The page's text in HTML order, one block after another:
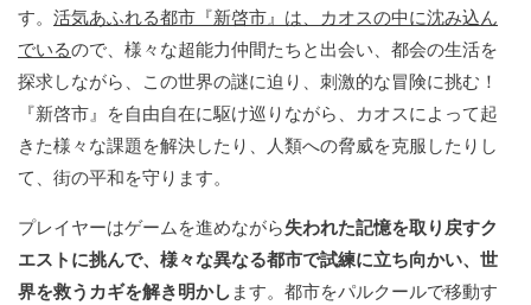
す。 活気あふれる都市『新啓市』は、カオスの中に沈み込ん
でいるので、様々な超能力仲間たちと出会い、都会の生活を
探求しながら、この世界の謎に迫り、刺激的な冒険に挑む！
『新啓市』を自由自在に駆け巡りながら、カオスによって起
きた様々な課題を解決したり、人類への脅威を克服したりし
て、街の平和を守ります。
プレイヤーはゲームを進めながら失われた記憶を取り戻すク
エストに挑んで、様々な異なる都市で試練に立ち向かい、世
界を救うカギを解き明かし ます。都市をパルクールで移動す